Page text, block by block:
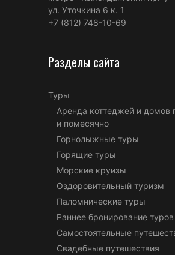
ул. Уточкина 6 к. 1
+7 (812) 748-10-69
Разделы сайта
Туры
Аренда коттеджей и домов
и помесячно
Горнолыжные туры
Горящие туры
Морские круизы
Оздоровительный туризм
Паломнические туры
Раннее бронирование
Самостоятельные
Свадебные путешествия